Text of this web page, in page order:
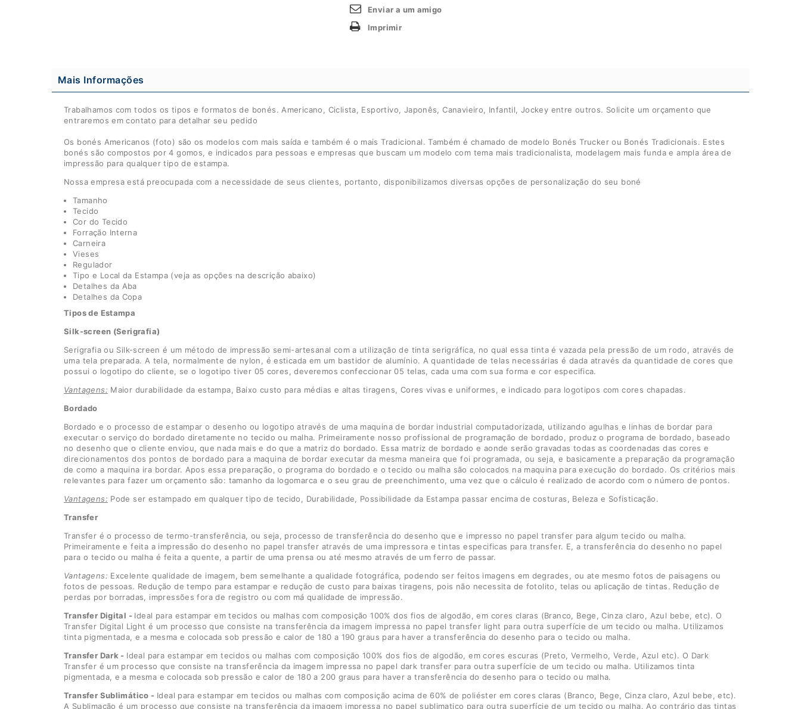
Enviar a um amigo
Imprimir
Mais Informações
Trabalhamos com todos os tipos e formatos de bonés. Americano, Ciclista, Esportivo, Japonês, Canavieiro, Infantil, Jockey entre outros. Solicite um orçamento que
entraremos em contato para detalhar seu pedido
Os bonés Americanos (foto) são os modelos com mais saída e também é o mais Tradicional. Também é chamado de modelo Bonés Trucker ou Bonés Tradicionais. Estes
bonés são compostos por 4 gomos, e indicados para pessoas e empresas que buscam um modelo com tema mais tradicionalista, modelagem mais funda e ampla área de
impressão para qualquer tipo de estampa.
Nossa empresa está preocupada com a necessidade de seus clientes, portanto, disponibilizamos diversas opções de personalização do seu boné
Tamanho
Tecido
Cor do Tecido
Forração Interna
Carneira
Vieses
Regulador
Tipo e Local da Estampa (veja as opções na descrição abaixo)
Detalhes da Aba
Detalhes da Copa
Tipos de Estampa
Silk-screen (Serigrafia)
Serigrafia ou Silk-screen é um método de impressão semi-artesanal com a utilização de tinta serigráfica, no qual essa tinta é vazada pela pressão de um rodo, através de
uma tela preparada. A tela, normalmente de nylon, é esticada em um bastidor de alumínio. A quantidade de telas necessárias é dada através da quantidade de cores que
possui o logotipo do cliente, se o logotipo tiver 05 cores, deveremos confeccionar 05 telas, cada uma com sua forma e cor especifica.
Vantagens: Maior durabilidade da estampa, Baixo custo para médias e altas tiragens, Cores vivas e uniformes, e indicado para logotipos com cores chapadas.
Bordado
Bordado e o processo de estampar o desenho ou logotipo através de uma maquina de bordar industrial computadorizada, utilizando agulhas e linhas de bordar para
executar o serviço do bordado diretamente no tecido ou malha. Primeiramente nosso profissional de programação de bordado, produz o programa de bordado, baseado
no desenho que o cliente enviou, que nada mais e do que a matriz do bordado. Essa matriz de bordado e aonde serão gravadas todas as coordenadas das cores e
direcionamentos dos pontos de bordado para a maquina de bordar executar da mesma maneira que foi programada, ou seja, e basicamente a preparação da programação
de como a maquina ira bordar. Apos essa preparação, o programa do bordado e o tecido ou malha são colocados na maquina para execução do bordado. Os critérios mais
relevantes para fazer um orçamento são: tamanho da logomarca e o seu grau de preenchimento, uma vez que o cálculo é realizado de acordo com o número de pontos.
Vantagens: Pode ser estampado em qualquer tipo de tecido, Durabilidade, Possibilidade da Estampa passar encima de costuras, Beleza e Sofisticação.
Transfer
Transfer é o processo de termo-transferência, ou seja, processo de transferência do desenho que e impresso no papel transfer para algum tecido ou malha.
Primeiramente e feita a impressão do desenho no papel transfer através de uma impressora e tintas especificas para transfer. E, a transferência do desenho no papel
para o tecido ou malha é feita a quente, a partir de uma prensa ou até mesmo através de um ferro de passar.
Vantagens: Excelente qualidade de imagem, bem semelhante a qualidade fotográfica, podendo ser feitos imagens em degrades, ou ate mesmo fotos de paisagens ou
fotos de pessoas. Redução de tempo para estampar e redução de custo para baixas tiragens, pois não necessita de fotolito, telas ou aplicação de tintas. Redução de
perdas por borradas, impressões fora de registro ou com má qualidade de impressão.
Transfer Digital - Ideal para estampar em tecidos ou malhas com composição 100% dos fios de algodão, em cores claras (Branco, Bege, Cinza claro, Azul bebe, etc). O
Transfer Digital Light é um processo que consiste na transferência da imagem impressa no papel transfer light para outra superfície de um tecido ou malha. Utilizamos
tinta pigmentada, e a mesma e colocada sob pressão e calor de 180 a 190 graus para haver a transferência do desenho para o tecido ou malha.
Transfer Dark - Ideal para estampar em tecidos ou malhas com composição 100% dos fios de algodão, em cores escuras (Preto, Vermelho, Verde, Azul etc). O Dark
Transfer é um processo que consiste na transferência da imagem impressa no papel dark transfer para outra superfície de um tecido ou malha. Utilizamos tinta
pigmentada, e a mesma e colocada sob pressão e calor de 180 a 200 graus para haver a transferência do desenho para o tecido ou malha.
Transfer Sublimático - Ideal para estampar em tecidos ou malhas com composição acima de 60% de poliéster em cores claras (Branco, Bege, Cinza claro, Azul bebe, etc).
A Sublimação é um processo que consiste na transferência da imagem impressa no papel sublimatico para outra superfície de um tecido ou malha. Ao contrário das tintas